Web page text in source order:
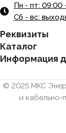
Пн - пт: 09:00
Сб - вс:
Реквизиты
Каталог
Информация
© 2025 МКС
и кабельно-